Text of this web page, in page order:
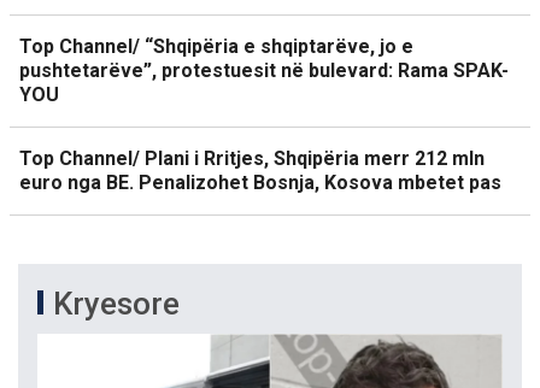
Top Channel/ “Shqipëria e shqiptarëve, jo e
pushtetarëve”, protestuesit në bulevard: Rama SPAK-
YOU
Top Channel/ Plani i Rritjes, Shqipëria merr 212 mln
euro nga BE. Penalizohet Bosnja, Kosova mbetet pas
Kryesore